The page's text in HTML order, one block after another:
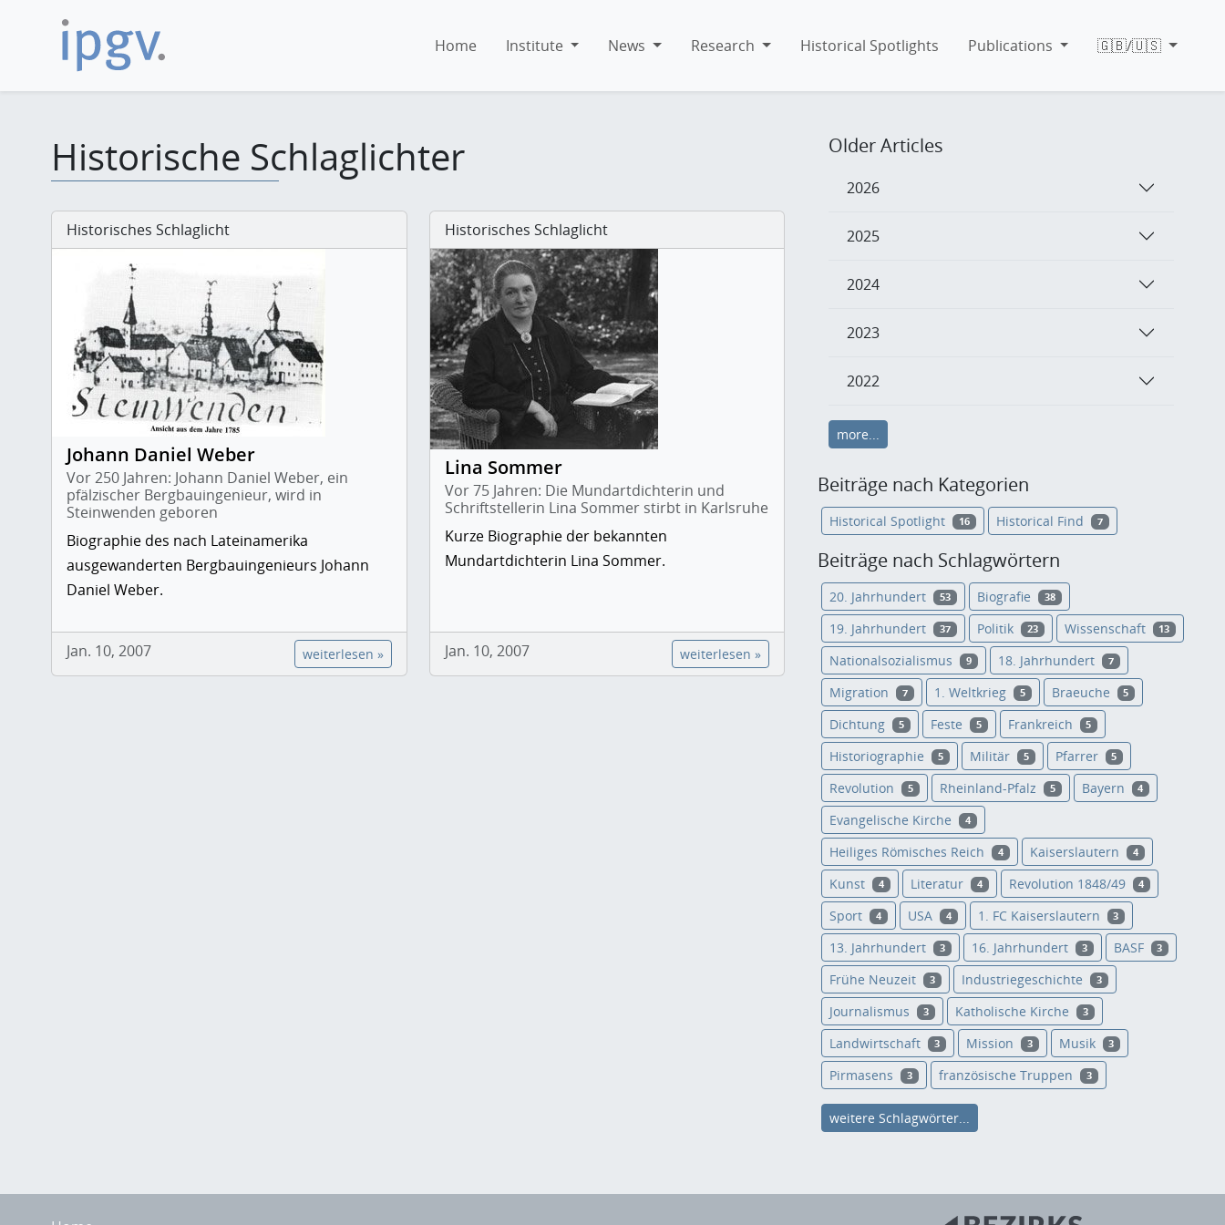
Home Institute News Research Historical Spotlights Publications 🇬🇧/🇺🇸
Historische Schlaglichter
Historisches Schlaglicht
Johann Daniel Weber
Vor 250 Jahren: Johann Daniel Weber, ein
pfälzischer Bergbauingenieur, wird in
Steinwenden geboren
Biographie des nach Lateinamerika
ausgewanderten Bergbauingenieurs Johann
Daniel Weber.
Jan. 10, 2007 weiterlesen »
Historisches Schlaglicht
Lina Sommer
Vor 75 Jahren: Die Mundartdichterin und
Schriftstellerin Lina Sommer stirbt in Karlsruhe
Kurze Biographie der bekannten
Mundartdichterin Lina Sommer.
Jan. 10, 2007 weiterlesen »
Older Articles
2026
2025
2024
2023
2022
more...
Beiträge nach Kategorien
Historical Spotlight 16 Historical Find 7
Beiträge nach Schlagwörtern
20. Jahrhundert 53 Biografie 38
19. Jahrhundert 37 Politik 23 Wissenschaft 13
Nationalsozialismus 9 18. Jahrhundert 7
Migration 7 1. Weltkrieg 5 Braeuche 5
Dichtung 5 Feste 5 Frankreich 5
Historiographie 5 Militär 5 Pfarrer 5
Revolution 5 Rheinland-Pfalz 5 Bayern 4
Evangelische Kirche 4
Heiliges Römisches Reich 4 Kaiserslautern 4
Kunst 4 Literatur 4 Revolution 1848/49 4
Sport 4 USA 4 1. FC Kaiserslautern 3
13. Jahrhundert 3 16. Jahrhundert 3 BASF 3
Frühe Neuzeit 3 Industriegeschichte 3
Journalismus 3 Katholische Kirche 3
Landwirtschaft 3 Mission 3 Musik 3
Pirmasens 3 französische Truppen 3
weitere Schlagwörter...